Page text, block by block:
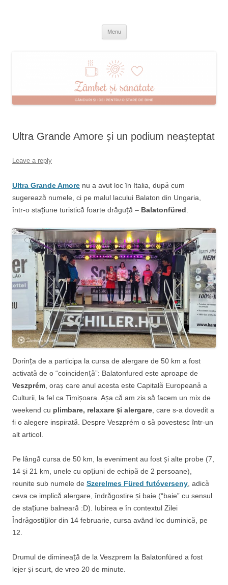
Menu
Ultra Grande Amore și un podium neașteptat
Leave a reply
Ultra Grande Amore nu a avut loc în Italia, după cum
sugerează numele, ci pe malul lacului Balaton din Ungaria,
într-o stațiune turistică foarte drăguță – Balatonfüred
Dorința de a participa la cursa de alergare de 50 km a fost
activată de o “coincidență”: Balatonfured este aproape de
Veszprém , oraș care anul acesta este Capitală Europeană a
Culturii, la fel ca Timișoara. Așa că am zis să facem un mix de
weekend cu plimbare, relaxare și alergare , care s-a dovedit a
fi o alegere inspirată. Despre Veszprém o să povestesc într-un
alt articol.
Pe lângă cursa de 50 km, la eveniment au fost și alte probe (7,
14 și 21 km, unele cu opțiuni de echipă de 2 persoane),
reunite sub numele de Szerelmes Füred futóverseny , adică
ceva ce implică alergare, îndrăgostire și baie (“baie” cu sensul
de stațiune balneară :D). Iubirea e în contextul Zilei
Îndrăgostiților din 14 februarie, cursa având loc duminică, pe
12.
Drumul de dimineață de la Veszprem la Balatonfüred a fost
lejer și scurt, de vreo 20 de minute.